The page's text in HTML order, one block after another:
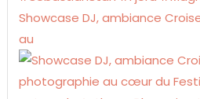
Showcase DJ, ambiance
au